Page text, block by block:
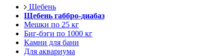
Щебень
Щебень габбро-диабаз
Мешки по 25 кг
Биг-бэги по 1000 кг
Камни для бани
Для аквариума